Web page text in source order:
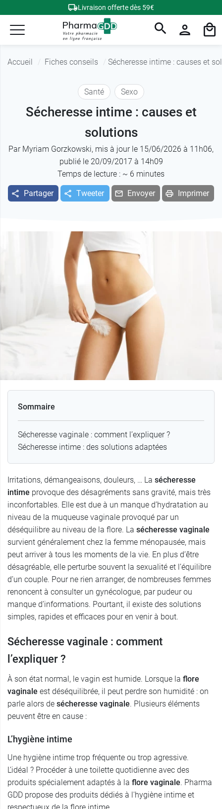
Livraison offerte dès 59€
Accueil Fiches conseils Sécheresse intime : causes et
Santé Sexo
Sécheresse intime : causes et
solutions
Par Myriam Gorzkowski, mis à jour le 15/06/2026 à 11h06,
publié le 20/09/2017 à 14h09
Temps de lecture : ~ 6 minutes
Partager Tweeter Envoyer Imprimer
Sommaire
Sécheresse vaginale : comment l’expliquer ?
Sécheresse intime : des solutions adaptées
Irritations, démangeaisons, douleurs, … La sécheresse
intime provoque des désagréments sans gravité, mais très
inconfortables. Elle est due à un manque d’hydratation au
niveau de la muqueuse vaginale provoqué par un
déséquilibre au niveau de la flore. La sécheresse vaginale
survient généralement chez la femme ménopausée, mais
peut arriver à tous les moments de la vie. En plus d’être
désagréable, elle perturbe souvent la sexualité et l’équilibre
d’un couple. Pour ne rien arranger, de nombreuses femmes
renoncent à consulter un gynécologue, par pudeur ou
manque d’informations. Pourtant, il existe des solutions
simples, rapides et efficaces pour en venir à bout.
Sécheresse vaginale : comment
l’expliquer ?
À son état normal, le vagin est humide. Lorsque la flore
vaginale est déséquilibrée, il peut perdre son humidité : on
parle alors de sécheresse vaginale. Plusieurs éléments
peuvent être en cause :
L’hygiène intime
Une hygiène intime trop fréquente ou trop agressive.
L’idéal ? Procéder à une toilette quotidienne avec des
produits spécialement adaptés à la flore vaginale. Pharma
GDD propose des produits dédiés à l'hygiène intime et